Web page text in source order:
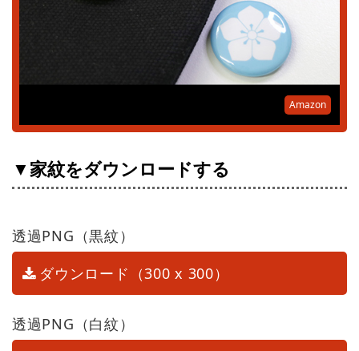
Amazon
▼家紋をダウンロードする
透過PNG（黒紋）
ダウンロード（300 x 300）
透過PNG（白紋）